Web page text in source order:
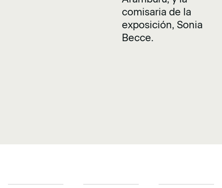
comisaria de la
exposición, Sonia
Becce.